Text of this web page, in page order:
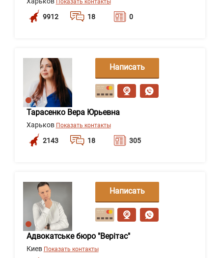
Показать контакты
9912 18 0
Тарасенко Вера Юрьевна
Харьков Показать контакты
2143 18 305
Написать
сообщение
Адвокатське бюро "Верітас"
Киев Показать контакты
Написать
сообщение